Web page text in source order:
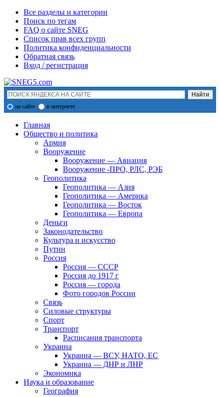
Все разделы и категории
Поиск по тегам
FAQ о сайте SNEG
Список прав всех групп
Политика конфиденциальности
Обратная связь
Вход / регистрация
на сайте в интернете
Главная
Общество и политика
Армия
Вооружение
Вооружение — Авиация
Вооружение -ПРО, РЛС, РЭБ
Геополитика
Геополитика — Азия
Геополитика — Америка
Геополитика — Восток
Геополитика — Европа
Деньги
Законодательство
Культура и искусство
Путин
Россия
Россия — СССР
Россия до 1917 г
Россия — города
Фото городов России
Связь
Силовые структуры
Спорт
Транспорт
Расписания транспорта
Украина
Украина — ВСУ, НАТО, ЕС
Украина — ДНР и ЛНР
Экономика
Наука и образование
География